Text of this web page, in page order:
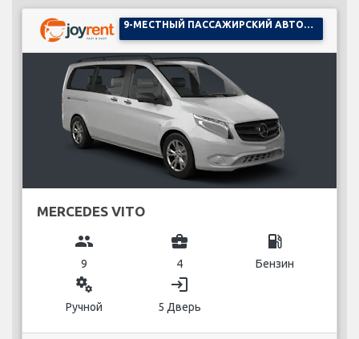
MERCEDES VITO
group
9
business_center
4
local_gas_station
Бензин
miscellaneous_services
Ручной
login
5 Дверь